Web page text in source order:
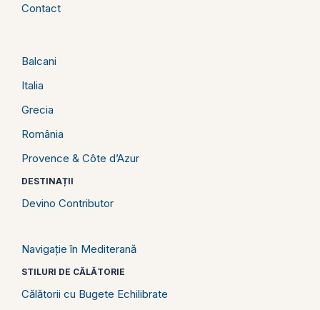
Contact
Balcani
Italia
Grecia
România
Provence & Côte d’Azur
DESTINAȚII
Devino Contributor
Navigație în Mediterană
STILURI DE CĂLĂTORIE
Călătorii cu Bugete Echilibrate